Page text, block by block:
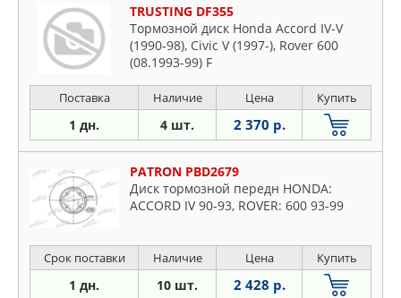
TRUSTING DF355
Тормозной диск Honda Accord IV-V
(1990-98), Civic V (1997-), Rover 600
(08.1993-99) F
Поставка Наличие Цена Купить
1 дн. 4 шт. 2 370 р.
PATRON PBD2679
Диск тормозной передн HONDA:
ACCORD IV 90-93, ROVER: 600 93-99
Срок поставки Наличие Цена Купить
1 дн. 10 шт. 2 428 р.